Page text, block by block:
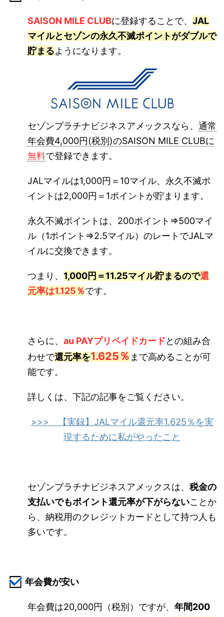
SAISON MILE CLUBに登録することで、 JAL
マイルとセゾンの永久不滅ポイントがダブルで
貯まるようになります。
セゾンプラチナビジネスアメックスなら、 通常
年会費4,000円(税別)のSAISON MILE CLUBに
無料で登録できます。
JALマイルは1,000円＝10マイル、永久不滅ポ
イントは2,000円＝1ポイントが貯まります。
永久不滅ポイントは、200ポイント⇒500マイ
ル（1ポイント⇒2.5マイル）のレートでJALマ
イルに交換できます。
つまり、 1,000円＝11.25マイル貯まるので還
元率は1.125％です。
さらに、 au PAYプリペイドカードとの組み合
わせで還元率を1.625％ まで高めることが可
能です。
詳しくは、下記の記事をご覧ください。
>>> 【実録】JALマイル還元率1.625％を実
現するために私がやったこと
セゾンプラチナビジネスアメックスは、 税金の
支払いでもポイント還元率が下がらないことか
ら、納税用のクレジットカードとして持つ人も
多いです。
年会費が安い
年会費は20,000円（税別）ですが、 年間200